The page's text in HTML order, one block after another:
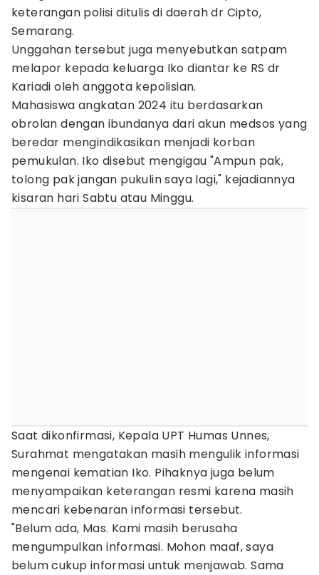
keterangan polisi ditulis di daerah dr Cipto,
Semarang.
Unggahan tersebut juga menyebutkan satpam
melapor kepada keluarga Iko diantar ke RS dr
Kariadi oleh anggota kepolisian.
Mahasiswa angkatan 2024 itu berdasarkan
obrolan dengan ibundanya dari akun medsos yang
beredar mengindikasikan menjadi korban
pemukulan. Iko disebut mengigau "Ampun pak,
tolong pak jangan pukulin saya lagi," kejadiannya
kisaran hari Sabtu atau Minggu.
Saat dikonfirmasi, Kepala UPT Humas Unnes,
Surahmat mengatakan masih mengulik informasi
mengenai kematian Iko. Pihaknya juga belum
menyampaikan keterangan resmi karena masih
mencari kebenaran informasi tersebut.
"Belum ada, Mas. Kami masih berusaha
mengumpulkan informasi. Mohon maaf, saya
belum cukup informasi untuk menjawab. Sama